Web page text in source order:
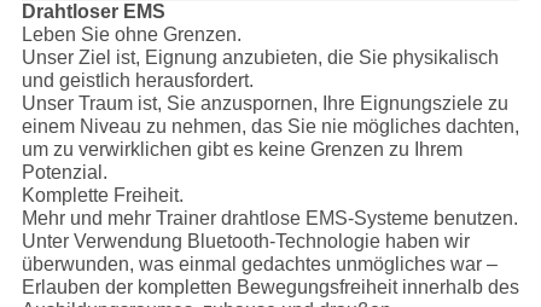
Drahtloser EMS
Leben Sie ohne Grenzen.
Unser Ziel ist, Eignung anzubieten, die Sie physikalisch
und geistlich herausfordert.
Unser Traum ist, Sie anzuspornen, Ihre Eignungsziele zu
einem Niveau zu nehmen, das Sie nie mögliches dachten,
um zu verwirklichen gibt es keine Grenzen zu Ihrem
Potenzial.
Komplette Freiheit.
Mehr und mehr Trainer drahtlose EMS-Systeme benutzen.
Unter Verwendung Bluetooth-Technologie haben wir
überwunden, was einmal gedachtes unmögliches war –
Erlauben der kompletten Bewegungsfreiheit innerhalb des